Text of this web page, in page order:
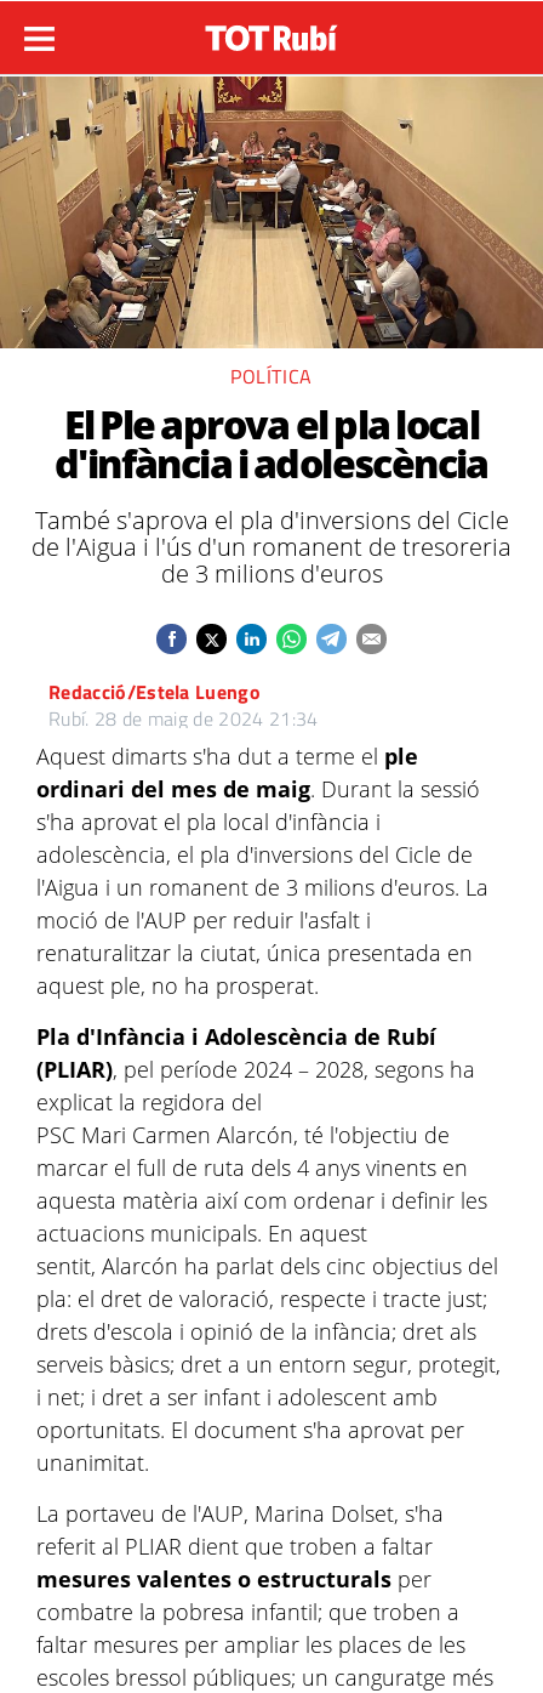
POLÍTICA
El Ple aprova el pla local
d'infància i adolescència
També s'aprova el pla d'inversions del Cicle
de l'Aigua i l'ús d'un romanent de tresoreria
de 3 milions d'euros
Redacció/Estela Luengo
Rubí. 28 de maig de 2024 21:34
Aquest dimarts s'ha dut a terme el ple
ordinari del mes de maig. Durant la sessió
s'ha aprovat el pla local d'infància i
adolescència, el pla d'inversions del Cicle de
l'Aigua i un romanent de 3 milions d'euros. La
moció de l'AUP per reduir l'asfalt i
renaturalitzar la ciutat, única presentada en
aquest ple, no ha prosperat.
Pla d'Infància i Adolescència de Rubí
(PLIAR), pel període 2024 – 2028, segons ha
explicat la regidora del
PSC Mari Carmen Alarcón, té l'objectiu de
marcar el full de ruta dels 4 anys vinents en
aquesta matèria així com ordenar i definir les
actuacions municipals. En aquest
sentit, Alarcón ha parlat dels cinc objectius del
pla: el dret de valoració, respecte i tracte just;
drets d'escola i opinió de la infància; dret als
serveis bàsics; dret a un entorn segur, protegit,
i net; i dret a ser infant i adolescent amb
oportunitats. El document s'ha aprovat per
unanimitat.
La portaveu de l'AUP, Marina Dolset, s'ha
referit al PLIAR dient que troben a faltar
mesures valentes o estructurals per
combatre la pobresa infantil; que troben a
faltar mesures per ampliar les places de les
escoles bressol públiques; un canguratge més